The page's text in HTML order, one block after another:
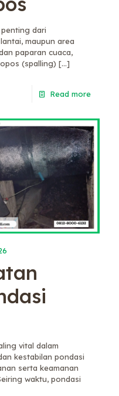
dari
maupun area
paparan cuaca,
(spalling) […]
Read more
vital dalam
kestabilan pondasi
serta keamanan
waktu, pondasi